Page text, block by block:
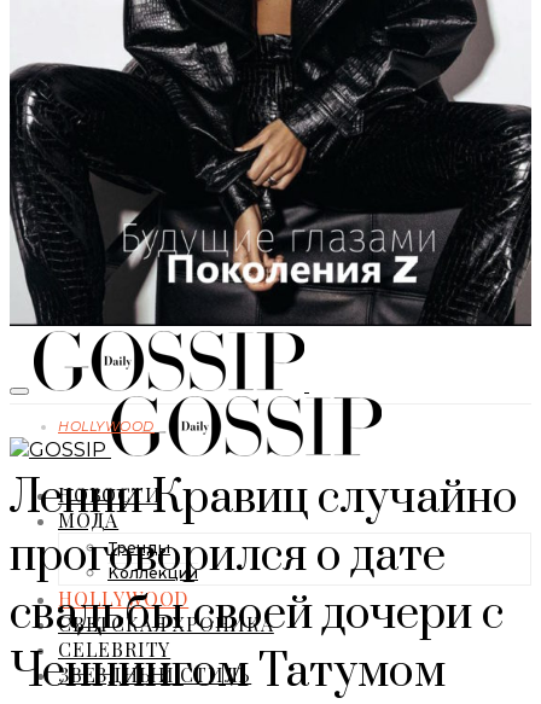
НОВОСТИ
МОДА
Тренды
Коллекции
HOLLYWOOD
СВЕТСКАЯ ХРОНИКА
CELEBRITY
ЗВЕЗДНЫЙ СТИЛЬ
HOLLYWOOD
Ленни Кравиц cлучайно
проговорился о дате
свадьбы своей дочери с
Ченнингом Татумом